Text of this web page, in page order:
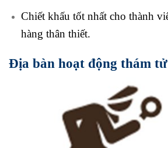
Chiết khấu tốt nhất cho thành
hàng thân thiết.
Địa bàn hoạt động thám